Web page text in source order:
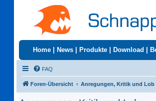
Home News Produkte Download
FAQ
Foren-Übersicht Anregungen, Kritik und Lob